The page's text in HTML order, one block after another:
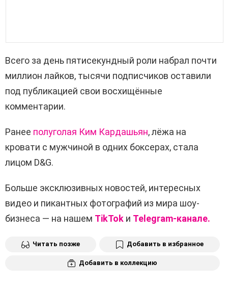
Всего за день пятисекундный роли набрал почти
миллион лайков, тысячи подписчиков оставили
под публикацией свои восхищённые
комментарии.
Ранее полуголая Ким Кардашьян, лёжа на
кровати с мужчиной в одних боксерах, стала
лицом D&G.
Больше эксклюзивных новостей, интересных
видео и пикантных фотографий из мира шоу-
бизнеса — на нашем TikTok и Telegram-канале.
Читать позже Добавить в избранное
Добавить в коллекцию